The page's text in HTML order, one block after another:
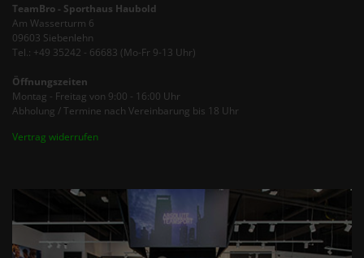
TeamBro - Sporthaus Haubold
Am Wasserturm 6
09603 Siebenlehn
Tel.: +49 35242 - 66683 (Mo-Fr 9-13 Uhr)
Öffnungszeiten
Montag - Freitag von 9:00 - 16:00 Uhr
Abholung / Termine nach Vereinbarung bis 18 Uhr
Vertrag widerrufen